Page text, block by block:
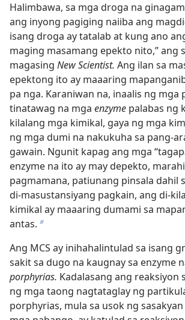
Halimbawa, sa mga droga na
ang inyong pagiging naiiba ang
isang droga ay tatalab at kung ano
maging masamang epekto nito,” ang
magasing New Scientist. Ang ilan sa
epektong ito ay maaaring
pa nga. Karaniwan na, inaalis ng mga
tinatawag na mga enzyme palabas ng
kilalang mga kimikal, gaya ng mga
ng mga dumi na nakukuha sa pang-
gawain. Ngunit kapag ang mga
enzyme na ito ay may depekto,
pagmamana, patiunang pinsala dahil
di-masustansiyang pagkain, ang di-
kimikal ay maaaring dumami sa
antas. b
Ang MCS ay inihahalintulad sa isang
sakit sa dugo na kaugnay sa enzyme
porphyrias. Kadalasang ang reaksiyon
ng mga taong nagtataglay ng
porphyrias, mula sa usok ng